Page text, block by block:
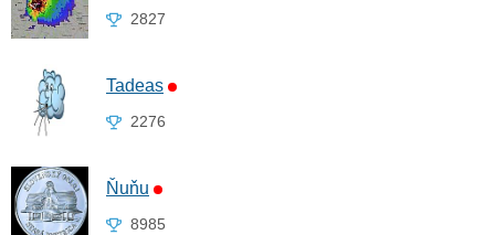
2827
Tadeas
2276
Ňuňu
8985